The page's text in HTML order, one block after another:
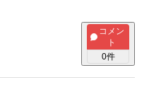
コメン
ト
0件